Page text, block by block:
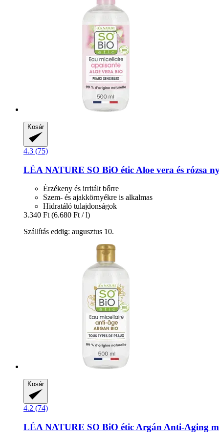
Kosár
4.3 (75)
LÉA NATURE SO BiO étic Aloe vera és rózsa
Érzékeny és irritált bőrre
Szem- és ajakkörnyékre is alkalmas
Hidratáló tulajdonságok
3.340 Ft (6.680 Ft / l)
Szállítás eddig: augusztus 10.
Kosár
4.2 (74)
LÉA NATURE SO BiO étic Argán Anti-​Aging